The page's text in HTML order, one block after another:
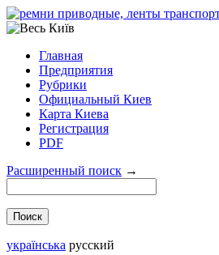
Главная
Предприятия
Рубрики
Официальный Киев
Карта Киева
Регистрация
PDF
Расширенный поиск →
українська русский